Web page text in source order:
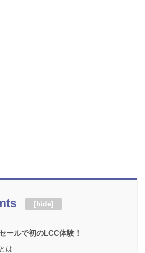
[hide]
ールで初のLCC体験！
は